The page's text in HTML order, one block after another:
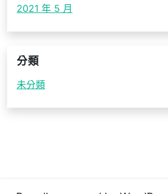
2021 年 5 月
分類
未分類